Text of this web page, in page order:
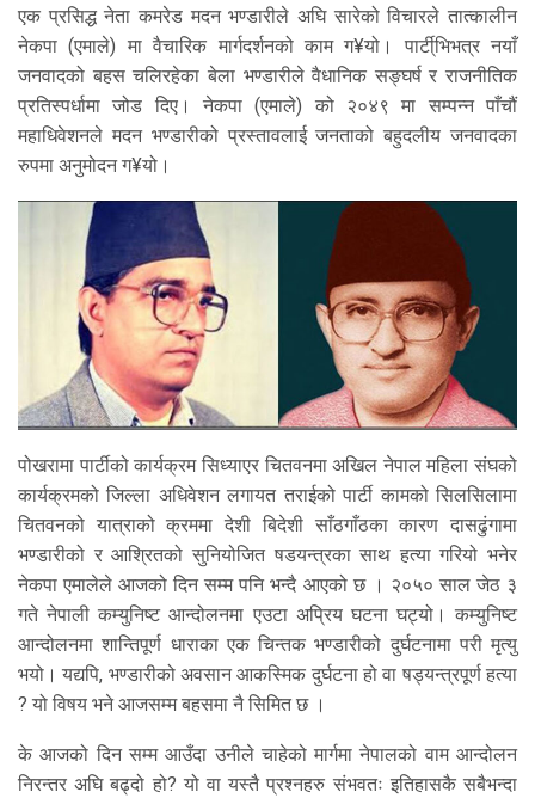
एक प्रसिद्ध नेता कमरेड मदन भण्डारीले अघि सारेको विचारले तात्कालीन
नेकपा (एमाले) मा वैचारिक मार्गदर्शनको काम ग¥यो। पार्टी्भिभत्र नयाँ
जनवादको बहस चलिरहेका बेला भण्डारीले वैधानिक सङ्घर्ष र राजनीतिक
प्रतिस्पर्धामा जोड दिए। नेकपा (एमाले) को २०४९ मा सम्पन्न पाँचौं
महाधिवेशनले मदन भण्डारीको प्रस्तावलाई जनताको बहुदलीय जनवादका
रुपमा अनुमोदन ग¥यो।
पोखरामा पार्टीको कार्यक्रम सिध्याएर चितवनमा अखिल नेपाल महिला संघको
कार्यक्रमको जिल्ला अधिवेशन लगायत तराईको पार्टी कामको सिलसिलामा
चितवनको यात्राको क्रममा देशी बिदेशी साँठगाँठका कारण दासढुंगामा
भण्डारीको र आश्रितको सुनियोजित षडयन्त्रका साथ हत्या गरियो भनेर
नेकपा एमालेले आजको दिन सम्म पनि भन्दै आएको छ । २०५० साल जेठ ३
गते नेपाली कम्युनिष्ट आन्दोलनमा एउटा अप्रिय घटना घट्यो। कम्युनिष्ट
आन्दोलनमा शान्तिपूर्ण धाराका एक चिन्तक भण्डारीको दुर्घटनामा परी मृत्यु
भयो। यद्यपि, भण्डारीको अवसान आकस्मिक दुर्घटना हो वा षड्यन्त्रपूर्ण हत्या
? यो विषय भने आजसम्म बहसमा नै सिमित छ ।
के आजको दिन सम्म आउँदा उनीले चाहेको मार्गमा नेपालको वाम आन्दोलन
निरन्तर अघि बढ्दो हो? यो वा यस्तै प्रश्नहरु संभवतः इतिहासकै सबैभन्दा